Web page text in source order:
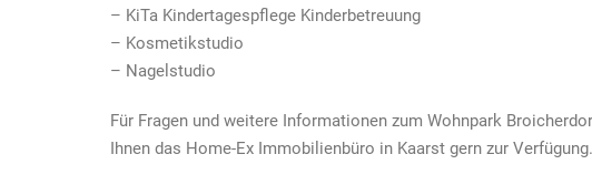
– KiTa Kindertagespflege Kinderbetreuung
– Kosmetikstudio
– Nagelstudio
Für Fragen und weitere Informationen zum Wohnpark
Ihnen das Home-Ex Immobilienbüro in Kaarst gern zur Verfügung.